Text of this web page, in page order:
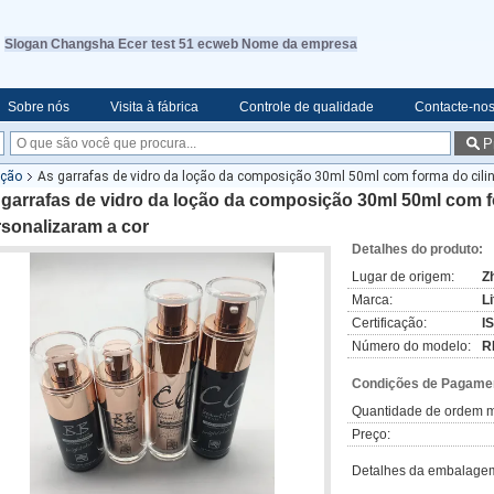
Slogan Changsha Ecer test 51 ecweb Nome da empresa
Sobre nós Visita à fábrica Controle de qualidade Contacte-nos
As garrafas de vidro da loção da composição 30ml 50ml com forma do
de vidro da loção da composição 30ml 50ml com
a cor
Detalhes do produto:
Lugar de origem:
Marca:
Certificação:
Número do modelo:
Condições de
Quantidade de ordem
Preço:
Detalhes da